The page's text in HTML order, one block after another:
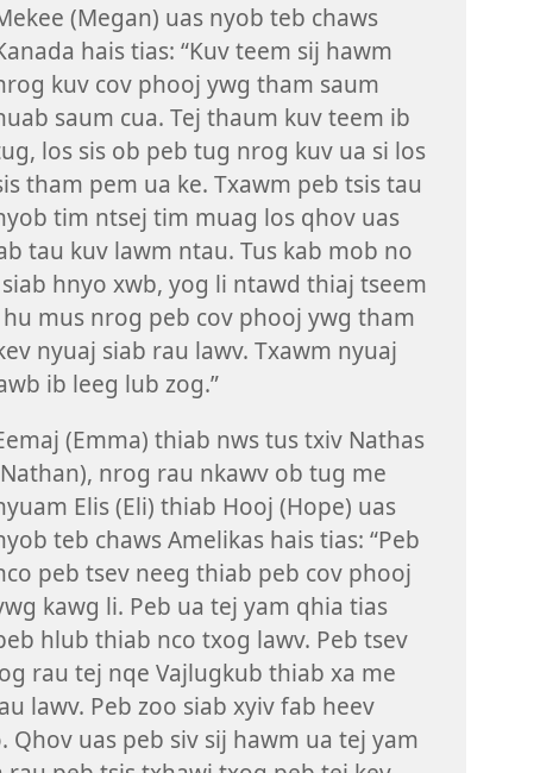
(Megan) uas nyob teb chaws
hais tias: “Kuv teem sij hawm
kuv cov phooj ywg tham saum
saum cua. Tej thaum kuv teem ib
los sis ob peb tug nrog kuv ua si los
tham pem ua ke. Txawm peb tsis tau
tim ntsej tim muag los qhov uas
tau kuv lawm ntau. Tus kab mob no
hnyo xwb, yog li ntawd thiaj tseem
mus nrog peb cov phooj ywg tham
nyuaj siab rau lawv. Txawm nyuaj
ib leeg lub zog.”
(Emma) thiab nws tus txiv Nathas
nrog rau nkawv ob tug me
Elis (Eli) thiab Hooj (Hope) uas
teb chaws Amelikas hais tias: “Peb
peb tsev neeg thiab peb cov phooj
kawg li. Peb ua tej yam qhia tias
hlub thiab nco txog lawv. Peb tsev
rau tej nqe Vajlugkub thiab xa me
lawv. Peb zoo siab xyiv fab heev
Qhov uas peb siv sij hawm ua tej yam